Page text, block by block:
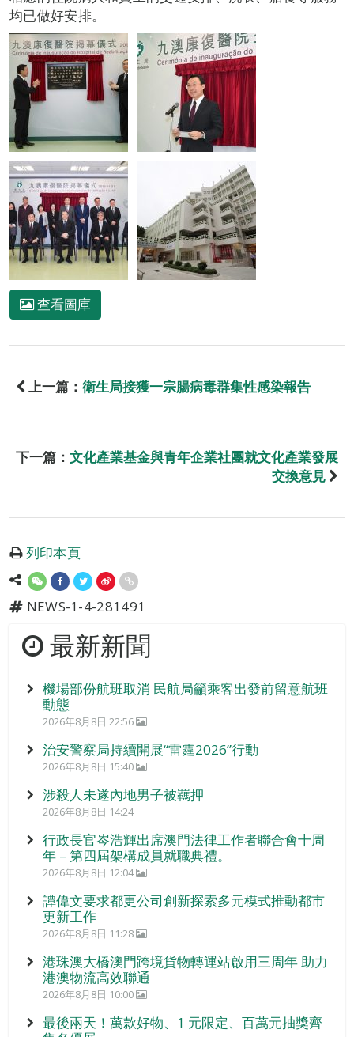
均已做好安排。
查看圖庫
上一篇： 衛生局接獲一宗腸病毒群集性感染報告
下一篇： 文化產業基金與青年企業社團就文化產業發展
交換意見
列印本頁
NEWS-1-4-281491
最新新聞
機場部份航班取消 民航局籲乘客出發前留意航班
動態
2026年8月8日 22:56
治安警察局持續開展“雷霆2026”行動
2026年8月8日 15:40
涉殺人未遂內地男子被羈押
2026年8月8日 14:24
行政長官岑浩輝出席澳門法律工作者聯合會十周
年 – 第四屆架構成員就職典禮。
2026年8月8日 12:04
譚偉文要求都更公司創新探索多元模式推動都市
更新工作
2026年8月8日 11:28
港珠澳大橋澳門跨境貨物轉運站啟用三周年 助力
港澳物流高效聯通
2026年8月8日 10:00
最後兩天！萬款好物、1 元限定、百萬元抽獎齊